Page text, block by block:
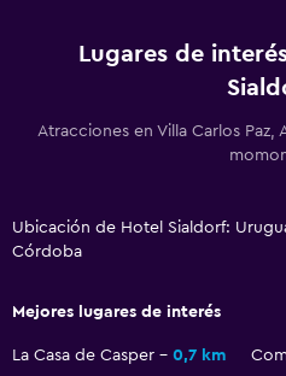
Lavandería
Servicios de lavandería/
Armario o clóset
Lugares de
Atracciones en Villa Carlos
Ubicación de Hotel Sialdorf:
Córdoba
Mejores lugares de interés
La Casa de Casper 0,7 km